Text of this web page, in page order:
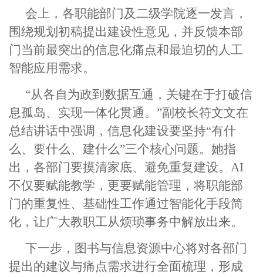
会上，各职能部门及二级学院逐一发言，
围绕规划初稿提出建设性意见，并反馈本部
门当前最突出的信息化痛点和最迫切的人工
智能应用需求。
“从各自为政到数据互通，关键在于打破信
息孤岛、实现一体化贯通。”副校长符文文在
总结讲话中强调，信息化建设要坚持“有什
么、要什么、建什么”三个核心问题。她指
出，各部门要摸清家底、避免重复建设。AI
不仅要赋能教学，更要赋能管理，将职能部
门的重复性、基础性工作通过智能化手段简
化，让广大教职工从烦琐事务中解放出来。
下一步，图书与信息资源中心将对各部门
提出的建议与痛点需求进行全面梳理，形成